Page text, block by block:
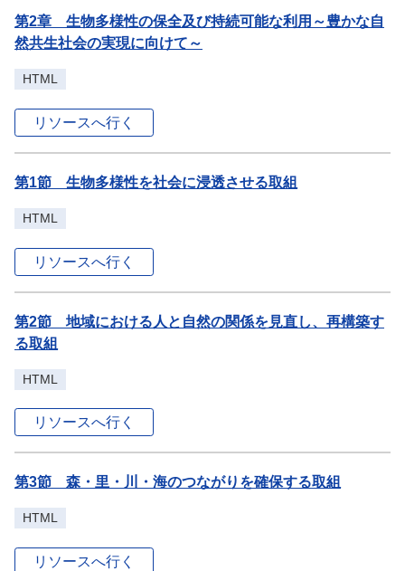
第2章 生物多様性の保全及び持続可能な利用～豊かな自
然共生社会の実現に向けて～
HTML
リソースへ行く
第1節 生物多様性を社会に浸透させる取組
HTML
リソースへ行く
第2節 地域における人と自然の関係を見直し、再構築す
る取組
HTML
リソースへ行く
第3節 森・里・川・海のつながりを確保する取組
HTML
リソースへ行く